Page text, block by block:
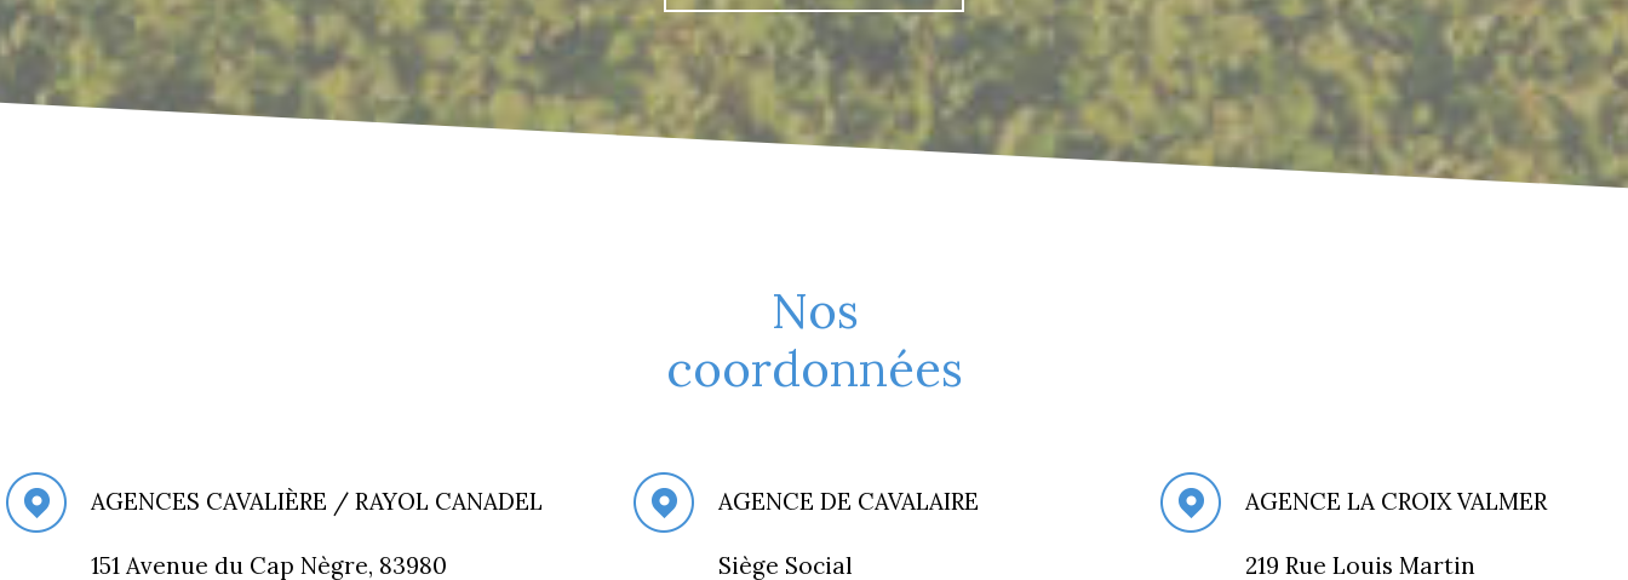
Nos
coordonnées
AGENCE DE CAVALAIRE
Siège Social
AGENCES CAVALIÈRE / RAYOL CANADEL
151 Avenue du Cap Nègre, 83980
AGENCE LA CROIX VALMER
219 Rue Louis Martin